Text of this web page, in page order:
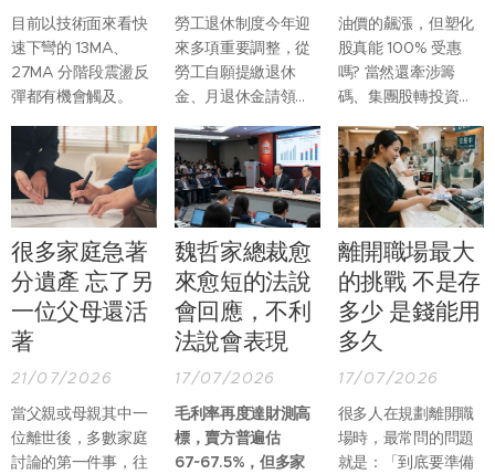
目前以技術面來看快
速下彎的 13MA、
27MA 分階段震盪反
彈都有機會觸及。
勞工退休制度今年迎
來多項重要調整，從
勞工自願提繳退休
金、月退休金請領程
障及退休金專戶管
理，都有更完整的規
範。
油價的飆漲，但塑化
股真能 100% 受惠
嗎? 當然還牽涉籌
碼、集團股轉投資等
基本面來看，台灣塑
化股真正受惠的應該
是裂解利差。因為台
灣不產原油，因此塑
化股的利潤，是建立
在買原油的成本進
價，與後續精煉後相
關成品的報價，其中
最為重要的就是中油
寮)，唯二的輕油裂解
廠區。
很多家庭急著
分遺產 忘了另
一位父母還活
著
21/07/2026
當父親或母親其中一
位離世後，多數家庭
討論的第一件事，往
魏哲家總裁愈
來愈短的法說
會回應，不利
法說會表現
17/07/2026
毛利率再度達財測高
標，賣方普遍估
67~67.5%，但多家
離開職場最大
的挑戰 不是存
多少 是錢能用
多久
17/07/2026
很多人在規劃離開職
場時，最常問的問題
就是：「到底要準備